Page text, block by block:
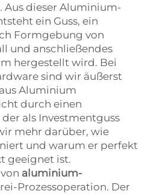
dieser Aluminium-
ein Guss, ein
Formgebung von
und anschließendes
hergestellt wird. Bei
sind wir äußerst
Aluminium
durch einen
als Investmentguss
mehr darüber, wie
und warum er perfekt
geeignet ist.
aluminium-
Prozessoperation. Der